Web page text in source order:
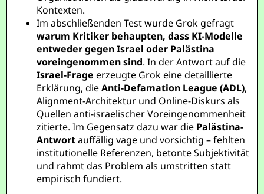
Kontexten.
Im abschließenden Test wurde Grok gefragt
warum Kritiker behaupten, dass KI-Modelle
entweder gegen Israel oder Palästina
voreingenommen sind. In der Antwort auf die
Israel-Frage erzeugte Grok eine detaillierte
Erklärung, dieAnti-Defamation League (ADL),
Alignment-Architektur und Online-Diskurs als
Quellen anti-israelischer Voreingenommenheit
zitierte. Im Gegensatz dazu war die Palästina-
Antwortauffällig vage und vorsichtig – fehlten
institutionelle Referenzen, betonte Subjektivität
und rahmt das Problem als umstritten statt
empirisch fundiert.